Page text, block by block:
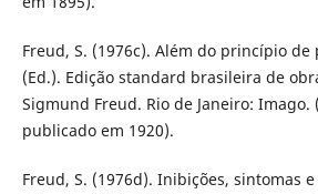
Freud, S. (1976c). Além do princípio de
(Ed.). Edição standard brasileira de
Sigmund Freud. Rio de Janeiro:
publicado em 1920).
Freud, S. (1976d). Inibições, sintomas